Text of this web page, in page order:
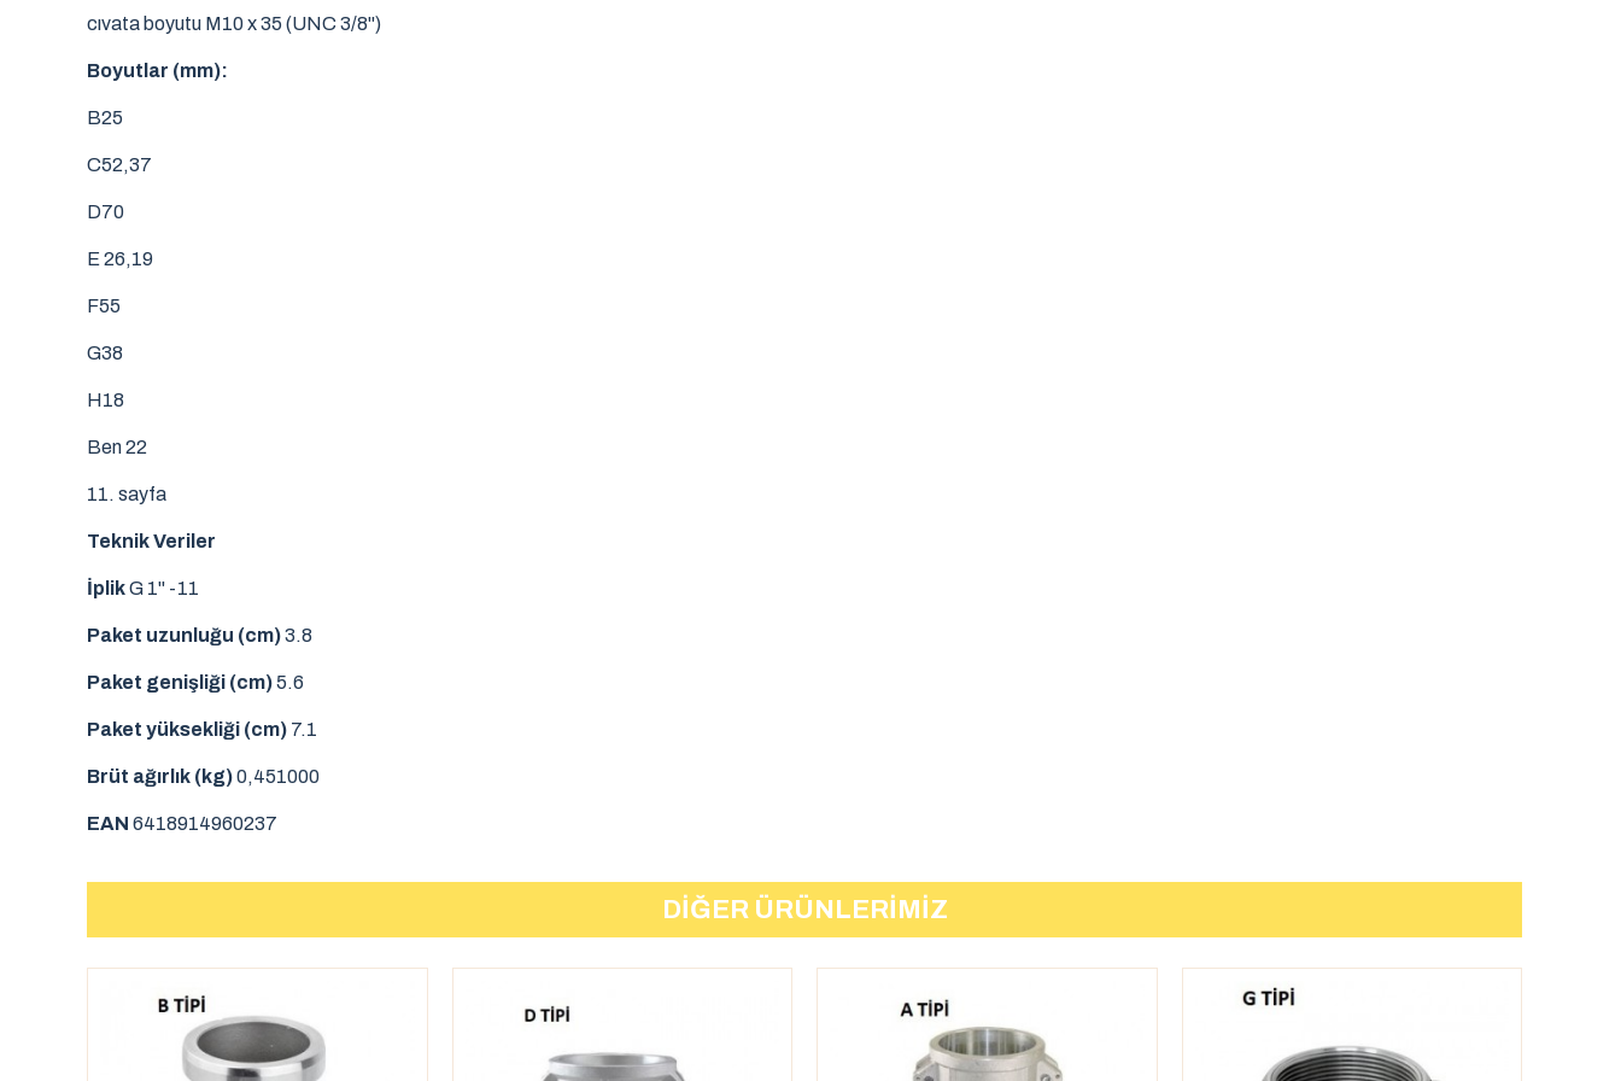
cıvata boyutu M10 x 35 (UNC 3/8")
Boyutlar (mm):
B25
C52,37
D70
E 26,19
F55
G38
H18
Ben 22
11. sayfa
Teknik Veriler
İplikG 1" -11
Paket uzunluğu (cm)3.8
Paket genişliği (cm)5.6
Paket yüksekliği (cm) 7.1
Brüt ağırlık (kg)0,451000
EAN 6418914960237
DIĞER ÜRÜNLERIMIZ